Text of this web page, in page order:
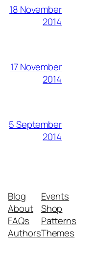
18 November
2014
17 November
2014
5 September
2014
Blog
About
FAQs
Authors
Events
Shop
Patterns
Themes